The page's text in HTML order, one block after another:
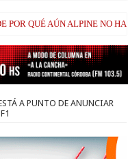
POR QUÉ AÚN ALPINE NO
A PUNTO DE ANUNCIAR